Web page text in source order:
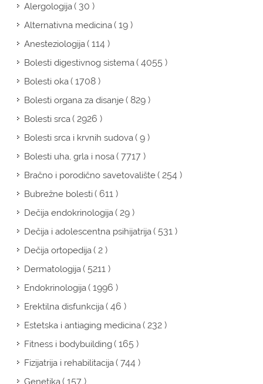
Alergologija( 30 )
Alternativna medicina( 19 )
Anesteziologija( 114 )
Bolesti digestivnog sistema( 4055 )
Bolesti oka( 1708 )
Bolesti organa za disanje( 829 )
Bolesti srca( 2926 )
Bolesti srca i krvnih sudova( 9 )
Bolesti uha, grla i nosa( 7717 )
Bračno i porodično savetovalište( 254 )
Bubrežne bolesti( 611 )
Dečija endokrinologija( 29 )
Dečija i adolescentna psihijatrija( 531 )
Dečija ortopedija( 2 )
Dermatologija( 5211 )
Endokrinologija( 1996 )
Erektilna disfunkcija( 46 )
Estetska i antiaging medicina( 232 )
Fitness i bodybuilding( 165 )
Fizijatrija i rehabilitacija( 744 )
Genetika ( 157 )